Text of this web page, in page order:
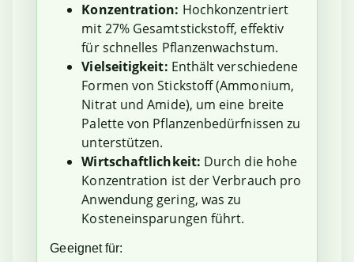
Konzentration: Hochkonzentriert
mit 27% Gesamtstickstoff, effektiv
für schnelles Pflanzenwachstum.
Vielseitigkeit: Enthält verschiedene
Formen von Stickstoff (Ammonium,
Nitrat und Amide), um eine breite
Palette von Pflanzenbedürfnissen zu
unterstützen.
Wirtschaftlichkeit: Durch die hohe
Konzentration ist der Verbrauch pro
Anwendung gering, was zu
Kosteneinsparungen führt.
Geeignet für: